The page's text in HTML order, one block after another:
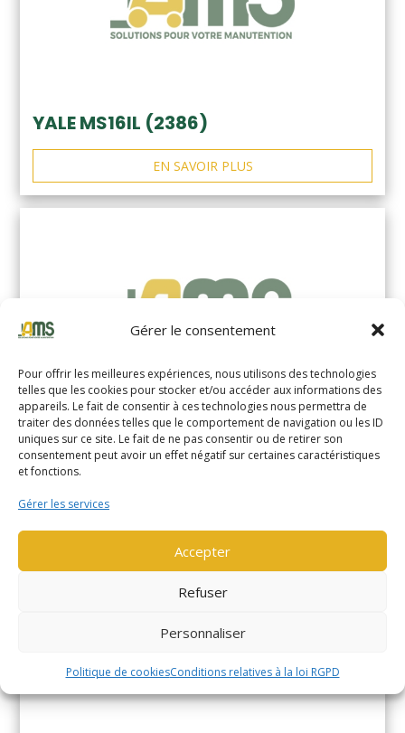
Gérer le consentement
Pour offrir les meilleures expériences, nous utilisons des technologies
telles que les cookies pour stocker et/ou accéder aux informations des
appareils. Le fait de consentir à ces technologies nous permettra de
traiter des données telles que le comportement de navigation ou les ID
uniques sur ce site. Le fait de ne pas consentir ou de retirer son
consentement peut avoir un effet négatif sur certaines caractéristiques
et fonctions.
Gérer les services
Accepter
Refuser
Personnaliser
Politique de cookiesConditions relatives à la loi RGPD
YALE MS16IL (2386)
EN SAVOIR PLUS
YALE MS14XIL (2510)